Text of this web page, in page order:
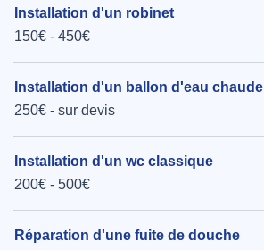
Installation d'un robinet
150€ - 450€
Installation d'un ballon d'eau chaude
250€ - sur devis
Installation d'un wc classique
200€ - 500€
Réparation d'une fuite de douche